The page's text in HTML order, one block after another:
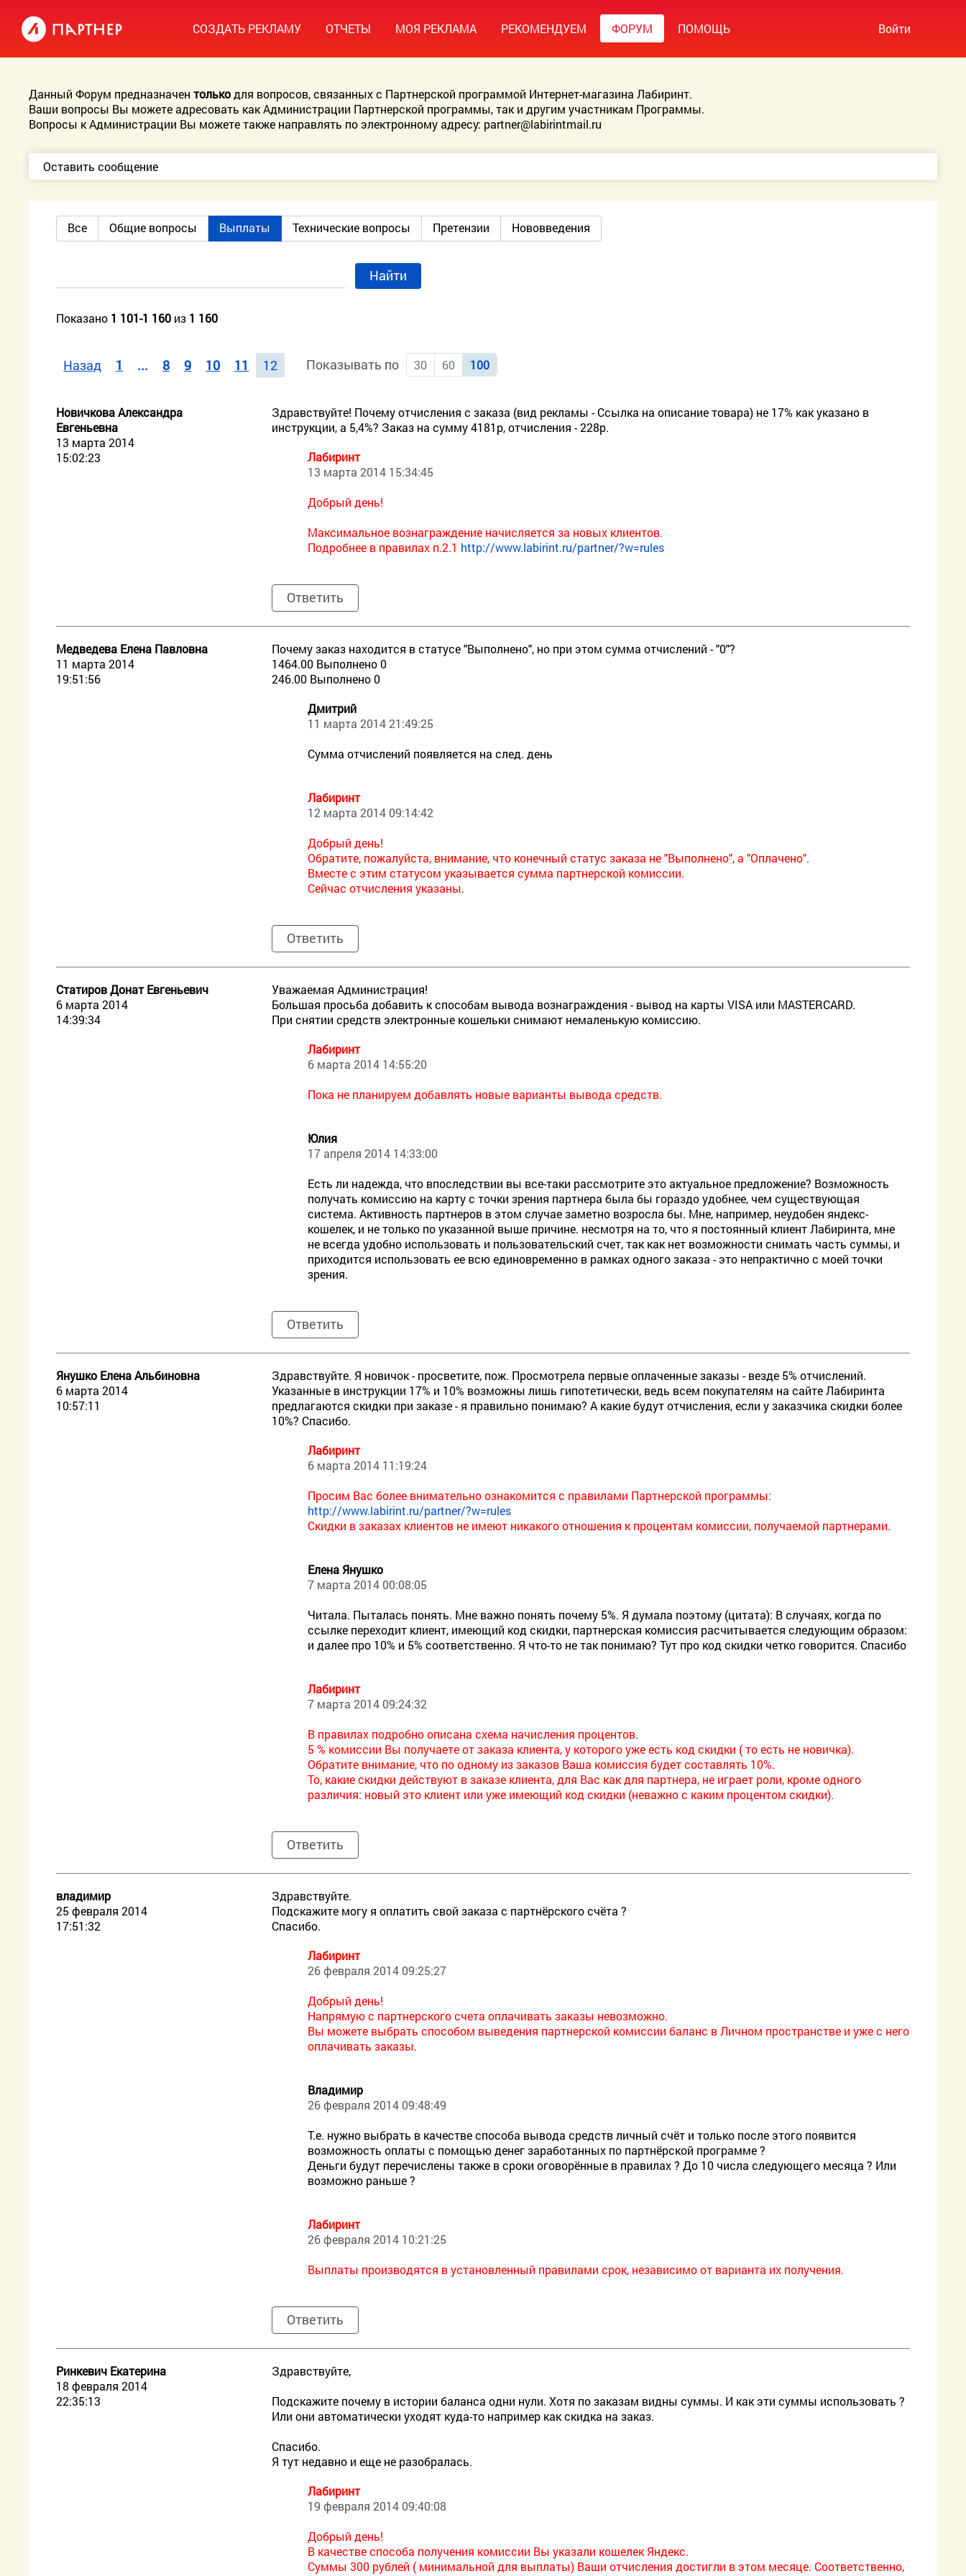
СОЗДАТЬ РЕКЛАМУ ОТЧЕТЫ МОЯ РЕКЛАМА РЕКОМЕНДУЕМ ФОРУМ ПОМОЩЬ Войти
Данный Форум предназначентолькодля вопросов, связанных с Партнерской программой Интернет-магазина Лабиринт.
Ваши вопросы Вы можете адресовать как Администрации Партнерской программы, так и другим участникам Программы.
Вопросы к Администрации Вы можете также направлять по электронному адресу: partner@labirintmail.ru
Оставить сообщение
Все Общие вопросы Выплаты Технические вопросы Претензии Нововведения
Найти
Показано 1 101-1 160 из 1 160
Назад 1 ... 8 9 10 11 12 Показывать по 30 60 100
Новичкова Александра
Евгеньевна
13 марта 2014
15:02:23
Здравствуйте! Почему отчисления с заказа (вид рекламы - Ссылка на описание товара) не 17% как указано в
инструкции, а 5,4%? Заказ на сумму 4181р, отчисления - 228р.
Лабиринт
13 марта 2014 15:34:45
Добрый день!
Максимальное вознаграждение начисляется за новых клиентов.
Подробнее в правилах п.2.1 http://www.labirint.ru/partner/?w=rules
Ответить
Медведева Елена Павловна
11 марта 2014
19:51:56
Почему заказ находится в статусе "Выполнено", но при этом сумма отчислений - "0"?
1464.00 Выполнено 0
246.00 Выполнено 0
Дмитрий
11 марта 2014 21:49:25
Сумма отчислений появляется на след. день
Лабиринт
12 марта 2014 09:14:42
Добрый день!
Обратите, пожалуйста, внимание, что конечный статус заказа не "Выполнено", а "Оплачено".
Вместе с этим статусом указывается сумма партнерской комиссии.
Сейчас отчисления указаны.
Ответить
Статиров Донат Евгеньевич
6 марта 2014
14:39:34
Уважаемая Администрация!
Большая просьба добавить к способам вывода вознаграждения - вывод на карты VISA или MASTERCARD.
При снятии средств электронные кошельки снимают немаленькую комиссию.
Лабиринт
6 марта 2014 14:55:20
Пока не планируем добавлять новые варианты вывода средств.
Юлия
17 апреля 2014 14:33:00
Есть ли надежда, что впоследствии вы все-таки рассмотрите это актуальное предложение? Возможность
получать комиссию на карту с точки зрения партнера была бы гораздо удобнее, чем существующая
система. Активность партнеров в этом случае заметно возросла бы. Мне, например, неудобен яндекс-
кошелек, и не только по указанной выше причине. несмотря на то, что я постоянный клиент Лабиринта, мне
не всегда удобно использовать и пользовательский счет, так как нет возможности снимать часть суммы, и
приходится использовать ее всю единовременно в рамках одного заказа - это непрактично с моей точки
зрения.
Ответить
Янушко Елена Альбиновна
6 марта 2014
10:57:11
Здравствуйте. Я новичок - просветите, пож. Просмотрела первые оплаченные заказы - везде 5% отчислений.
Указанные в инструкции 17% и 10% возможны лишь гипотетически, ведь всем покупателям на сайте Лабиринта
предлагаются скидки при заказе - я правильно понимаю? А какие будут отчисления, если у заказчика скидки более
10%? Спасибо.
Лабиринт
6 марта 2014 11:19:24
Просим Вас более внимательно ознакомится с правилами Партнерской программы:
http://www.labirint.ru/partner/?w=rules
Скидки в заказах клиентов не имеют никакого отношения к процентам комиссии, получаемой партнерами.
Елена Янушко
7 марта 2014 00:08:05
Читала. Пыталась понять. Мне важно понять почему 5%. Я думала поэтому (цитата): В случаях, когда по
ссылке переходит клиент, имеющий код скидки, партнерская комиссия расчитывается следующим образом:
и далее про 10% и 5% соответственно. Я что-то не так понимаю? Тут про код скидки четко говорится. Спасибо
Лабиринт
7 марта 2014 09:24:32
В правилах подробно описана схема начисления процентов.
5 % комиссии Вы получаете от заказа клиента, у которого уже есть код скидки ( то есть не новичка).
Обратите внимание, что по одному из заказов Ваша комиссия будет составлять 10%.
То, какие скидки действуют в заказе клиента, для Вас как для партнера, не играет роли, кроме одного
различия: новый это клиент или уже имеющий код скидки (неважно с каким процентом скидки).
Ответить
владимир
25 февраля 2014
17:51:32
Здравствуйте.
Подскажите могу я оплатить свой заказа с партнёрского счёта ?
Спасибо.
Лабиринт
26 февраля 2014 09:25:27
Добрый день!
Напрямую с партнерского счета оплачивать заказы невозможно.
Вы можете выбрать способом выведения партнерской комиссии баланс в Личном пространстве и уже с него
оплачивать заказы.
Владимир
26 февраля 2014 09:48:49
Т.е. нужно выбрать в качестве способа вывода средств личный счёт и только после этого появится
возможность оплаты с помощью денег заработанных по партнёрской программе ?
Деньги будут перечислены также в сроки оговорённые в правилах ? До 10 числа следующего месяца ? Или
возможно раньше ?
Лабиринт
26 февраля 2014 10:21:25
Выплаты производятся в установленный правилами срок, независимо от варианта их получения.
Ответить
Ринкевич Екатерина
18 февраля 2014
22:35:13
Здравствуйте,
Подскажите почему в истории баланса одни нули. Хотя по заказам видны суммы. И как эти суммы использовать ?
Или они автоматически уходят куда-то например как скидка на заказ.
Спасибо.
Я тут недавно и еще не разобралась.
Лабиринт
19 февраля 2014 09:40:08
Добрый день!
В качестве способа получения комиссии Вы указали кошелек Яндекс.
Суммы 300 рублей ( минимальной для выплаты) Ваши отчисления достигли в этом месяце. Соответственно,